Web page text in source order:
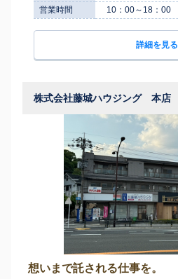
営業時間
10：00～18：00
詳細を見る
株式会社藤城ハウジング 本店
想いまで託される仕事を。